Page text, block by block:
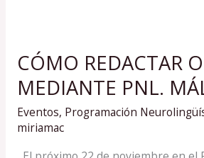
CÓMO REDACTAR
MEDIANTE PNL.
Eventos, Programación
miriamac
CÓMO
REDACTAR
OBJETIVOS
MEDIANTE